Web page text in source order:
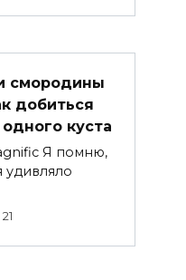
смородины
добиться
куста
Я помню,
удивляло
21